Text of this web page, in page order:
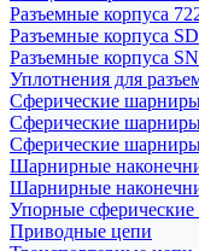
Разъемные корпуса
Разъемные корпуса SD
Разъемные корпуса
Уплотнения для
Сферические
Сферические
Сферические
Шарнирные
Шарнирные
Упорные
Приводные цепи